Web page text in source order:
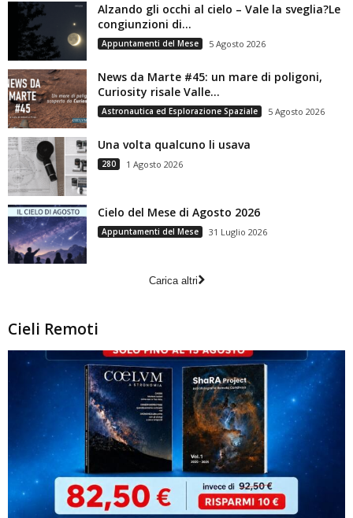
Alzando gli occhi al cielo – Vale la sveglia?Le
congiunzioni di...
Appuntamenti del Mese 5 Agosto 2026
News da Marte #45: un mare di poligoni,
Curiosity risale Valle...
Astronautica ed Esplorazione Spaziale 5 Agosto 2026
Una volta qualcuno li usava
280 1 Agosto 2026
Cielo del Mese di Agosto 2026
Appuntamenti del Mese 31 Luglio 2026
Carica altri
Cieli Remoti